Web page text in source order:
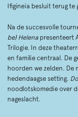
Ifigineia besluit terug te
Na de succesvolle
be) Helena presenteert
Trilogie. In deze
en familie centraal. De
hoorden we zelden. De
hedendaagse setting.
noodlotskomedie over
nageslacht.